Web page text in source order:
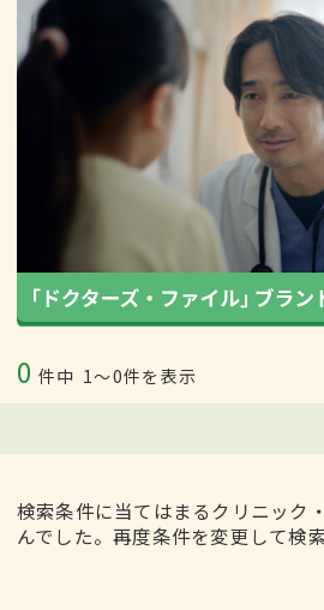
0 件中 1〜0件を表示
検索条件に当てはまるクリニック
んでした。再度条件を変更して検